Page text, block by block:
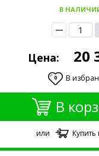
В
Цена: 20
0 В
В
или Купить